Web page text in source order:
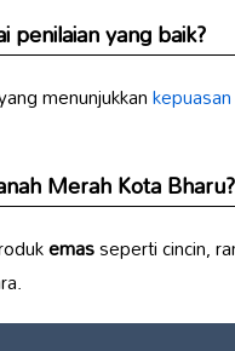
yang baik?
menunjukkan
Merah Kota Bharu?
emasseperti cincin,